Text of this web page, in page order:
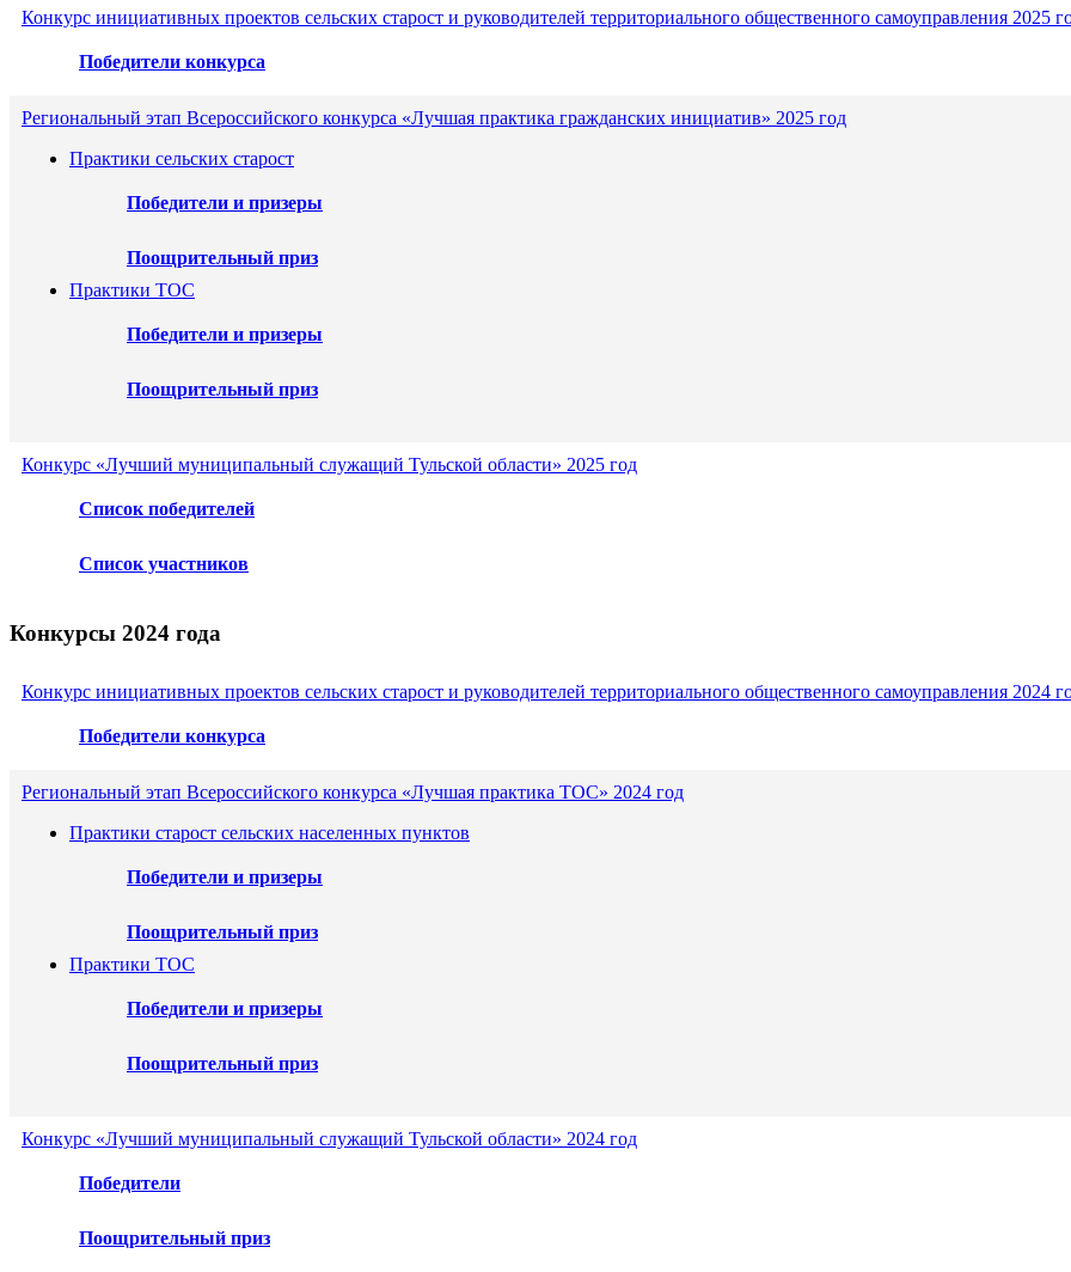
Конкурс инициативных проектов сельских старост и руководителей территориального общественного самоуправления 2025
Победители конкурса
Региональный этап Всероссийского конкурса «Лучшая практика гражданских инициатив» 2025 год
Практики сельских старост
Победители и призеры
Поощрительный приз
Практики ТОС
Победители и призеры
Поощрительный приз
Конкурс «Лучший муниципальный служащий Тульской области» 2025 год
Список победителей
Список участников
Конкурсы 2024 года
Конкурс инициативных проектов сельских старост и руководителей территориального общественного самоуправления 2024
Победители конкурса
Региональный этап Всероссийского конкурса «Лучшая практика ТОС» 2024 год
Практики старост сельских населенных пунктов
Победители и призеры
Поощрительный приз
Практики ТОС
Победители и призеры
Поощрительный приз
Конкурс «Лучший муниципальный служащий Тульской области» 2024 год
Победители
Поощрительный приз